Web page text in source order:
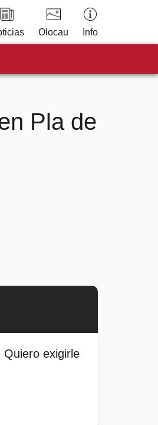
Olocau Info
Pla de
exigirle